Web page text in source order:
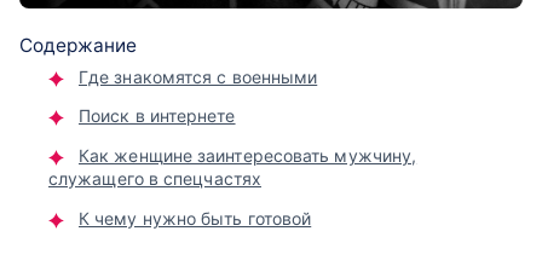
Содержание
Где знакомятся с военными
Поиск в интернете
Как женщине заинтересовать мужчину,
служащего в спецчастях
К чему нужно быть готовой